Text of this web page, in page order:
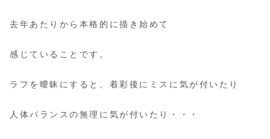
去年あたりから本格的に描き始めて
感じていることです。
ラフを曖昧にすると、着彩後にミスに気が付いたり
人体バランスの無理に気が付いたり・・・